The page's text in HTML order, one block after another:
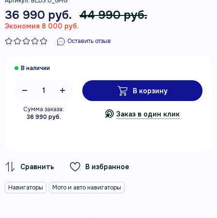
36 990 руб. 44 990 руб.
Экономия 8 000 руб.
Оставить отзыв
Сумма заказа:
36 990 руб.
В корзину
Заказ в один клик
В избранное
Навигаторы Мото и авто навигаторы